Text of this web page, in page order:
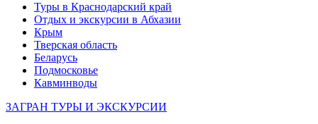
Туры в Краснодарский край
Отдых и экскурсии в Абхазии
Крым
Тверская область
Беларусь
Подмосковье
Кавминводы
ЗАГРАН ТУРЫ И ЭКСКУРСИИ